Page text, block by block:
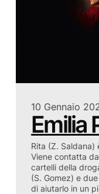
10 Gennaio
Emilia
Rita (Z. Saldana)
Viene contatta
cartelli della
(S. Gomez) e
di aiutarlo in un